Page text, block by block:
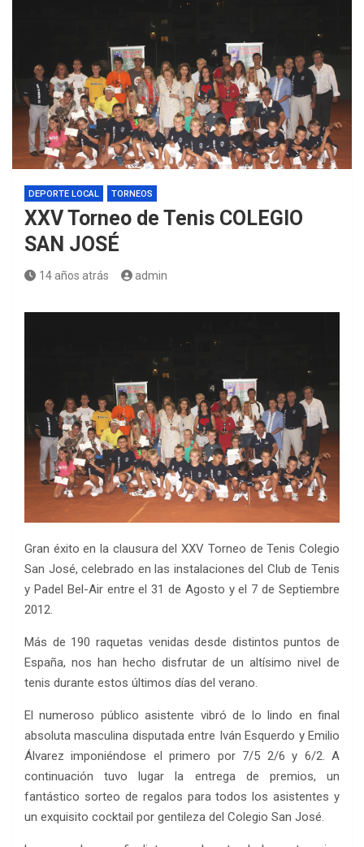
DEPORTE LOCAL TORNEOS
XXV Torneo de Tenis COLEGIO
SAN JOSÉ
14 años atrás admin
Gran éxito en la clausura del XXV Torneo de Tenis Colegio
San José, celebrado en las instalaciones del Club de Tenis
y Padel Bel-Air entre el 31 de Agosto y el 7 de Septiembre
2012.
Más de 190 raquetas venidas desde distintos puntos de
España, nos han hecho disfrutar de un altísimo nivel de
tenis durante estos últimos días del verano.
El numeroso público asistente vibró de lo lindo en final
absoluta masculina disputada entre Iván Esquerdo y Emilio
Álvarez imponiéndose el primero por 7/5 2/6 y 6/2. A
continuación tuvo lugar la entrega de premios, un
fantástico sorteo de regalos para todos los asistentes y
un exquisito cocktail por gentileza del Colegio San José.